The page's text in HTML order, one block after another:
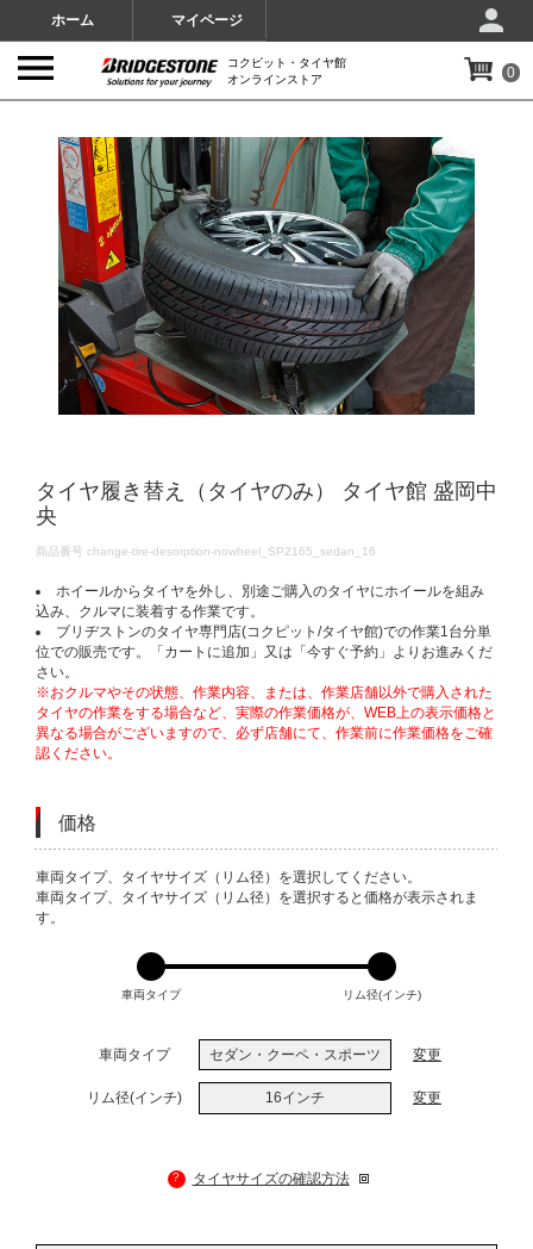
ホーム マイページ
コクピット・タイヤ館
オンラインストア
0
タイヤ履き替え（タイヤのみ） タイヤ館 盛岡中
央
DETAILS
商品番号 change-tire-desorption-nowheel_SP2165_sedan_16
ホイールからタイヤを外し、別途ご購入のタイヤにホイールを組み
込み、クルマに装着する作業です。
ブリヂストンのタイヤ専門店(コクピット/タイヤ館)での作業1台分単
位での販売です。「カートに追加」又は「今すぐ予約」よりお進みくだ
さい。
※おクルマやその状態、作業内容、または、作業店舗以外で購入された
タイヤの作業をする場合など、実際の作業価格が、WEB上の表示価格と
異なる場合がございますので、必ず店舗にて、作業前に作業価格をご確
認ください。
価格
VARIATIONS
車両タイプ、タイヤサイズ（リム径）を選択してください。
車両タイプ、タイヤサイズ（リム径）を選択すると価格が表示されま
す。
車両タイプ リム径(インチ)
車両タイプ セダン・クーペ・スポーツ 変更
リム径(インチ) 16インチ 変更
? タイヤサイズの確認方法